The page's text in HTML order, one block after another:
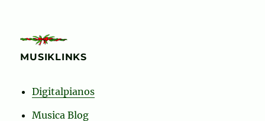
MUSIKLINKS
Digitalpianos
Musica Blog